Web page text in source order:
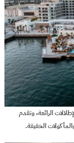
الرائعة، وتقدم
الخفيفة.